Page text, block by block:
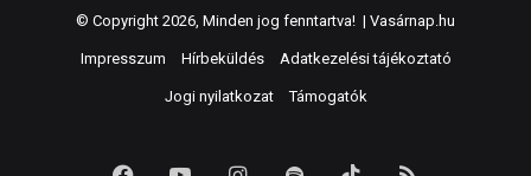
© Copyright 2026, Minden jog fenntartva! | Vasárnap.hu
Impresszum Hírbeküldés Adatkezelési tájékoztató
Jogi nyilatkozat Támogatók